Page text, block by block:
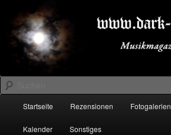
primären
Inhalt
springen
sekundären
Inhalt
springenDARK-FESTIVALS.DE
Suchen
Startseite Rezensionen Fotogalerien
Kalender Sonstiges